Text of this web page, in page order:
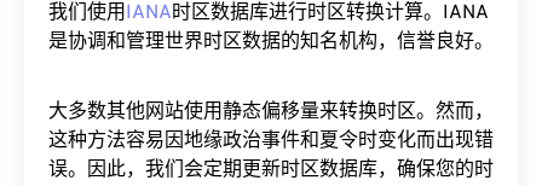
我们使用IANA时区数据库进行时区转换计算。IANA
是协调和管理世界时区数据的知名机构，信誉良好。
大多数其他网站使用静态偏移量来转换时区。然而，
这种方法容易因地缘政治事件和夏令时变化而出现错
误。因此，我们会定期更新时区数据库，确保您的时